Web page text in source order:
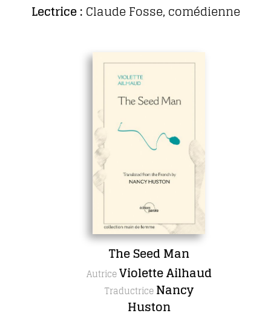
Lectrice : Claude Fosse, comédienne
The Seed Man
AutriceViolette Ailhaud
TraductriceNancy
Huston